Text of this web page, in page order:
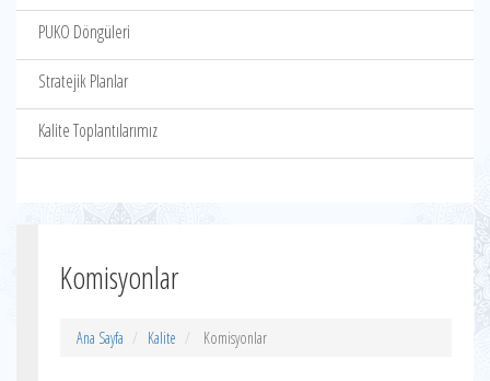
PUKO Döngüleri
Stratejik Planlar
Kalite Toplantılarımız
Komisyonlar
Ana Sayfa Kalite Komisyonlar